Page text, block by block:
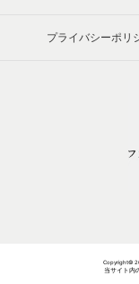
プライバシーポリ
Copyright©
当サイト内